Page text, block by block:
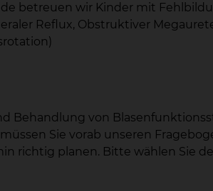
betreuen wir Kinder mit
Reflux, Obstruktiver
Behandlung von
Sie vorab unseren
richtig planen. Bitte wählen Sie